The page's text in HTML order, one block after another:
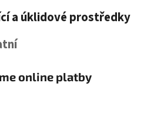
a úklidové prostředky
online platby